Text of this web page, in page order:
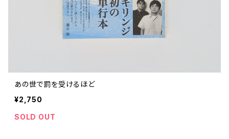
あの世で罰を受けるほど
¥2,750
SOLD OUT